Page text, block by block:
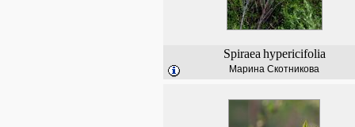
Spiraea hypericifolia
Марина Скотникова